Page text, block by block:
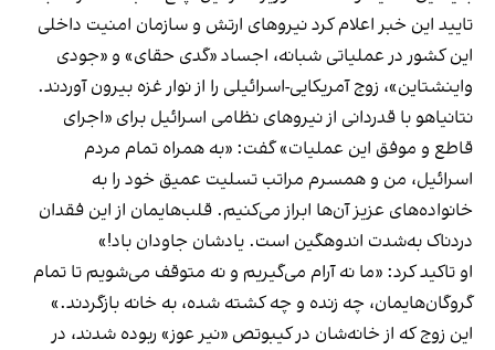
تایید این خبر اعلام کرد نیروهای ارتش و سازمان امنیت داخلی
این کشور در عملیاتی شبانه، اجساد «گدی حقای» و «جودی
واینشتاین»، زوج آمریکایی-اسرائیلی را از نوار غزه بیرون آوردند.
نتانیاهو با قدردانی از نیروهای نظامی اسرائیل برای «اجرای
قاطع و موفق این عملیات» گفت:‌ «به همراه تمام مردم
اسرائیل، من و همسرم مراتب تسلیت عمیق خود را به
خانواده‌های عزیز آن‌ها ابراز می‌کنیم. قلب‌هایمان از این فقدان
دردناک به‌شدت اندوهگین است. یادشان جاودان باد!»
او تاکید کرد: «ما نه آرام می‌گیریم و نه متوقف می‌شویم تا تمام
گروگان‌هایمان، چه زنده و چه کشته شده، به خانه بازگردند.»
این زوج که از خانه‌شان در کیبوتص «نیر عوز» ربوده شدند، در